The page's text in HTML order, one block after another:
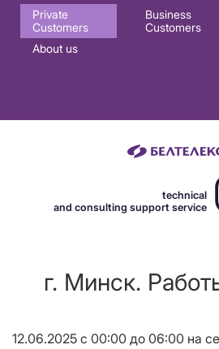
Основная
навигация
Private
Customers
Business
Customers
About us
technical
and consulting support service
г. Минск.
12.06.2025 с 00:00 до 06:00 на